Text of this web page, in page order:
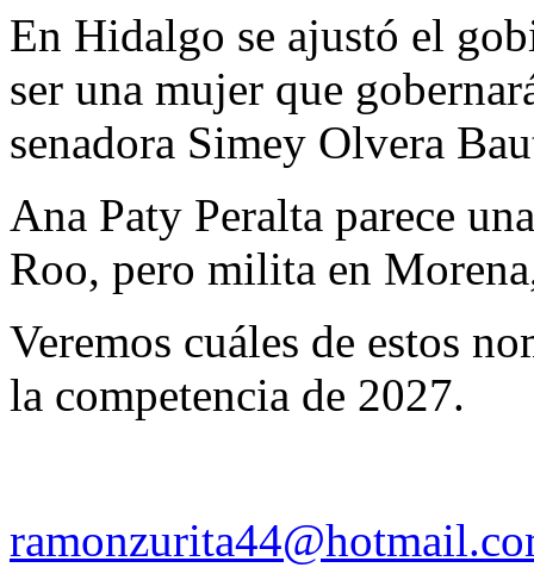
En Hidalgo se ajustó el
ser una mujer que
senadora Simey Olvera
Ana Paty Peralta parece
Roo, pero milita en
Veremos cuáles de estos
la competencia de 2027.